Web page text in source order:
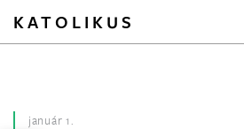
KATOLIKUS
január 1.